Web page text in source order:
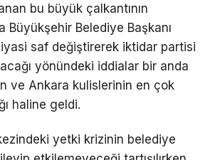
bu büyük çalkantının
Büyükşehir Belediye Başkanı
saf değiştirerek iktidar partisi
yönündeki iddialar bir anda
ve Ankara kulislerinin en çok
haline geldi.
yetki krizinin belediye